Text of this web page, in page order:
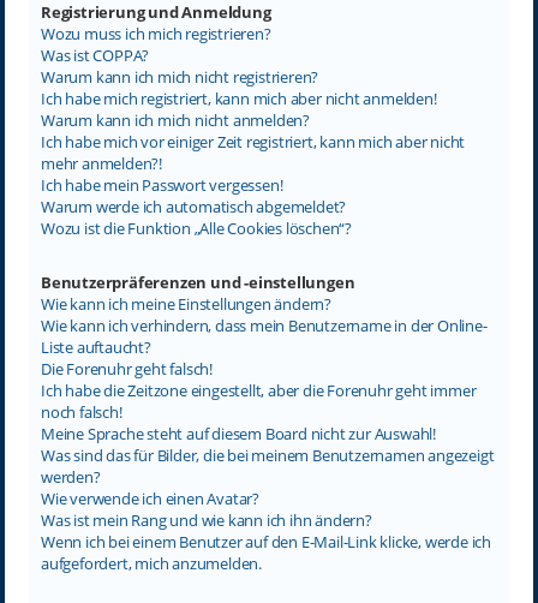
Registrierung und Anmeldung
Wozu muss ich mich registrieren?
Was ist COPPA?
Warum kann ich mich nicht registrieren?
Ich habe mich registriert, kann mich aber nicht anmelden!
Warum kann ich mich nicht anmelden?
Ich habe mich vor einiger Zeit registriert, kann mich aber nicht
mehr anmelden?!
Ich habe mein Passwort vergessen!
Warum werde ich automatisch abgemeldet?
Wozu ist die Funktion „Alle Cookies löschen“?
Benutzerpräferenzen und -einstellungen
Wie kann ich meine Einstellungen ändern?
Wie kann ich verhindern, dass mein Benutzername in der Online-
Liste auftaucht?
Die Forenuhr geht falsch!
Ich habe die Zeitzone eingestellt, aber die Forenuhr geht immer
noch falsch!
Meine Sprache steht auf diesem Board nicht zur Auswahl!
Was sind das für Bilder, die bei meinem Benutzernamen angezeigt
werden?
Wie verwende ich einen Avatar?
Was ist mein Rang und wie kann ich ihn ändern?
Wenn ich bei einem Benutzer auf den E-Mail-Link klicke, werde ich
aufgefordert, mich anzumelden.